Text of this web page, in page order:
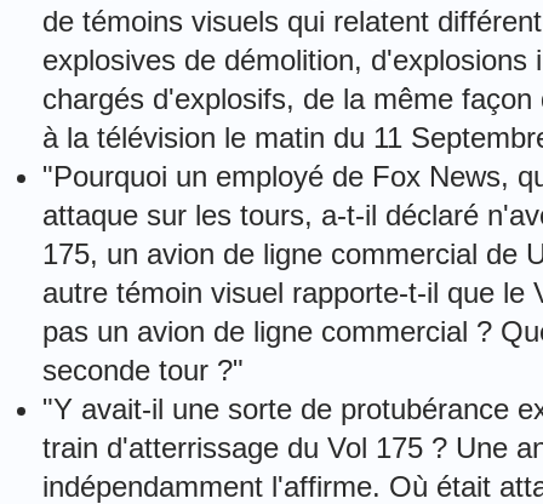
de témoins visuels qui relatent
explosives de démolition, d'explosions
chargés d'explosifs, de la même
à la télévision le matin du 11
"Pourquoi un employé de Fox News,
attaque sur les tours, a-t-il déclaré
175, un avion de ligne commercial de
autre témoin visuel rapporte-t-il que le
pas un avion de ligne commercial ?
seconde tour ?"
"Y avait-il une sorte de protubérance
train d'atterrissage du Vol 175 ? Une
indépendamment l'affirme. Où était